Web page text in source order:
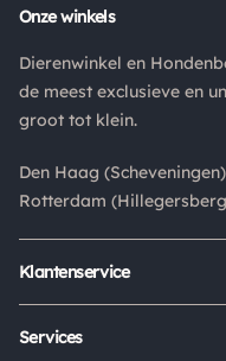
Onze winkels
Dierenwinkel en
de meest exclusieve en
groot tot klein.
Den Haag (Scheveningen)
Rotterdam
Klantenservice
Services